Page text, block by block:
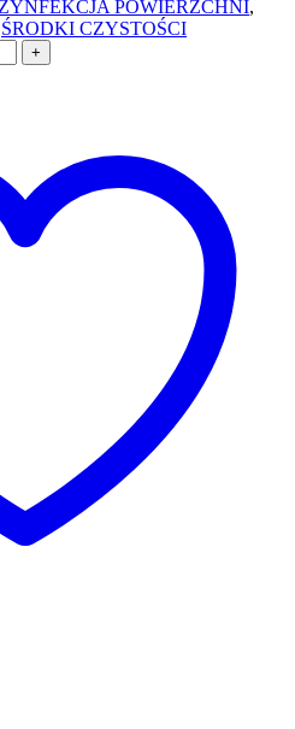
POWIERZCHNI,
ŚRODKI CZYSTOŚCI
+